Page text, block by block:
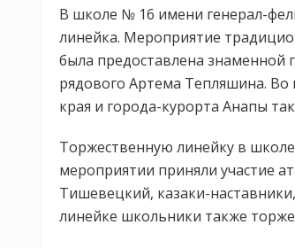
В школе № 16 имени генерал-
линейка. Мероприятие
была предоставлена знаменной
рядового Артема Тепляшина. Во
края и города-курорта Анапы
Торжественную линейку в
мероприятии приняли участие
Тишевецкий, казаки-
линейке школьники также